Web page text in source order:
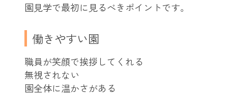
園見学で最初に見るべきポイントです。
働きやすい園
職員が笑顔で挨拶してくれる
無視されない
園全体に温かさがある